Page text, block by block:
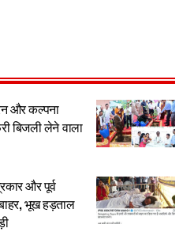
और कल्पना
बिजली लेने वाला
और पूर्व
भूख हड़ताल